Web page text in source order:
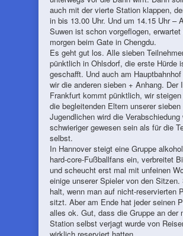
auch mit der vierte Station klappen,
in bis 13.00 Uhr. Und um 14.15 Uhr –
Suwen ist schon vorgeflogen,
morgen beim Gate in Chengdu.
Es geht gut los. Alle sieben
pünktlich in Ohlsdorf, die erste Hürde
geschafft. Und auch am
wir die anderen sieben + Anhang. Der
Frankfurt kommt pünktlich, wir
die begleitenden Eltern unserer sieben
Jugendlichen wird die Verabschiedung
schwieriger gewesen sein als für die
selbst.
In Hannover steigt eine Gruppe
hard-core-Fußballfans ein, verbreitet
und scheucht erst mal mit unfeinen
einige unserer Spieler von den
halt, wenn man auf nicht-reservierten
sitzt. Aber am Ende hat jeder seinen
alles ok. Gut, dass die Gruppe an der
Station selbst verjagt wurde von